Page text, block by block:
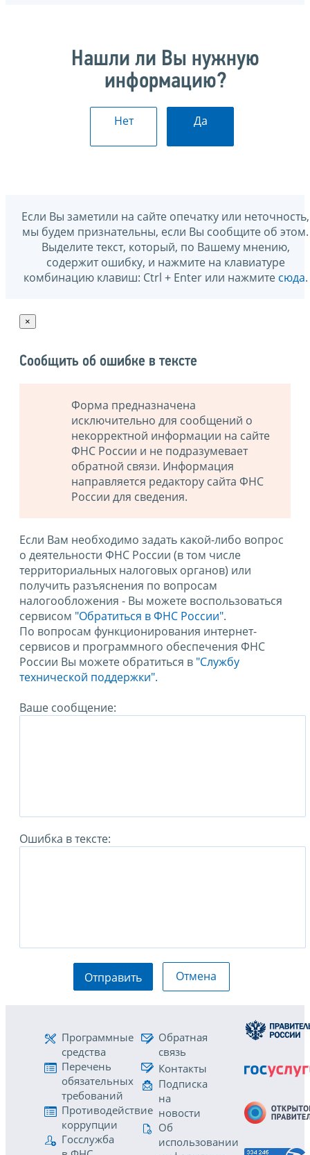
Нашли ли Вы нужную
информацию?
Нет Да
Если Вы заметили на сайте опечатку или неточность,
мы будем признательны, если Вы сообщите об этом.
Выделите текст, который, по Вашему мнению,
содержит ошибку, и нажмите на клавиатуре
комбинацию клавиш: Ctrl + Enter или нажмите сюда.
×
Сообщить об ошибке в тексте
Форма предназначена
исключительно для сообщений о
некорректной информации на сайте
ФНС России и не подразумевает
обратной связи. Информация
направляется редактору сайта ФНС
России для сведения.
Если Вам необходимо задать какой-либо вопрос
о деятельности ФНС России (в том числе
территориальных налоговых органов) или
получить разъяснения по вопросам
налогообложения - Вы можете воспользоваться
сервисом "Обратиться в ФНС России".
По вопросам функционирования интернет-
сервисов и программного обеспечения ФНС
России Вы можете обратиться в "Службу
технической поддержки".
Ваше сообщение:
Ошибка в тексте:
Отправить Отмена
Программные
средства
Перечень
обязательных
требований
Противодействие
коррупции
Госслужба
Обратная
связь
Контакты
Подписка
на
новости
Об
использовании